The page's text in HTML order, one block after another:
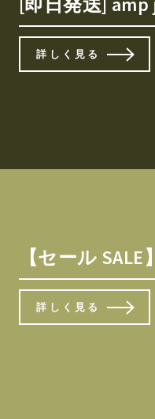
詳しく見る
【セール
詳しく見る